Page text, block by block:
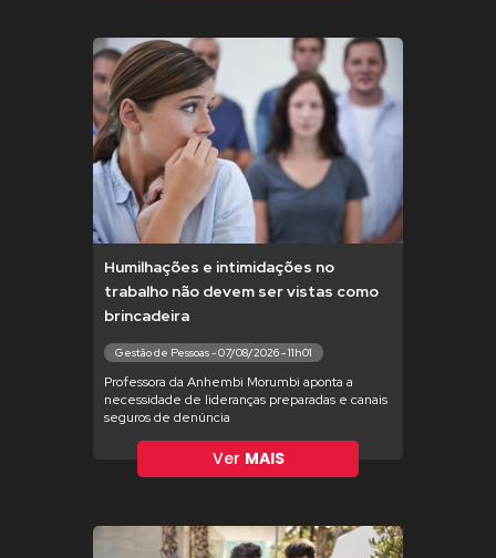
Humilhações e intimidações no
trabalho não devem ser vistas como
brincadeira
Gestão de Pessoas - 07/08/2026 - 11h01
Professora da Anhembi Morumbi aponta a
necessidade de lideranças preparadas e canais
seguros de denúncia
Ver MAIS